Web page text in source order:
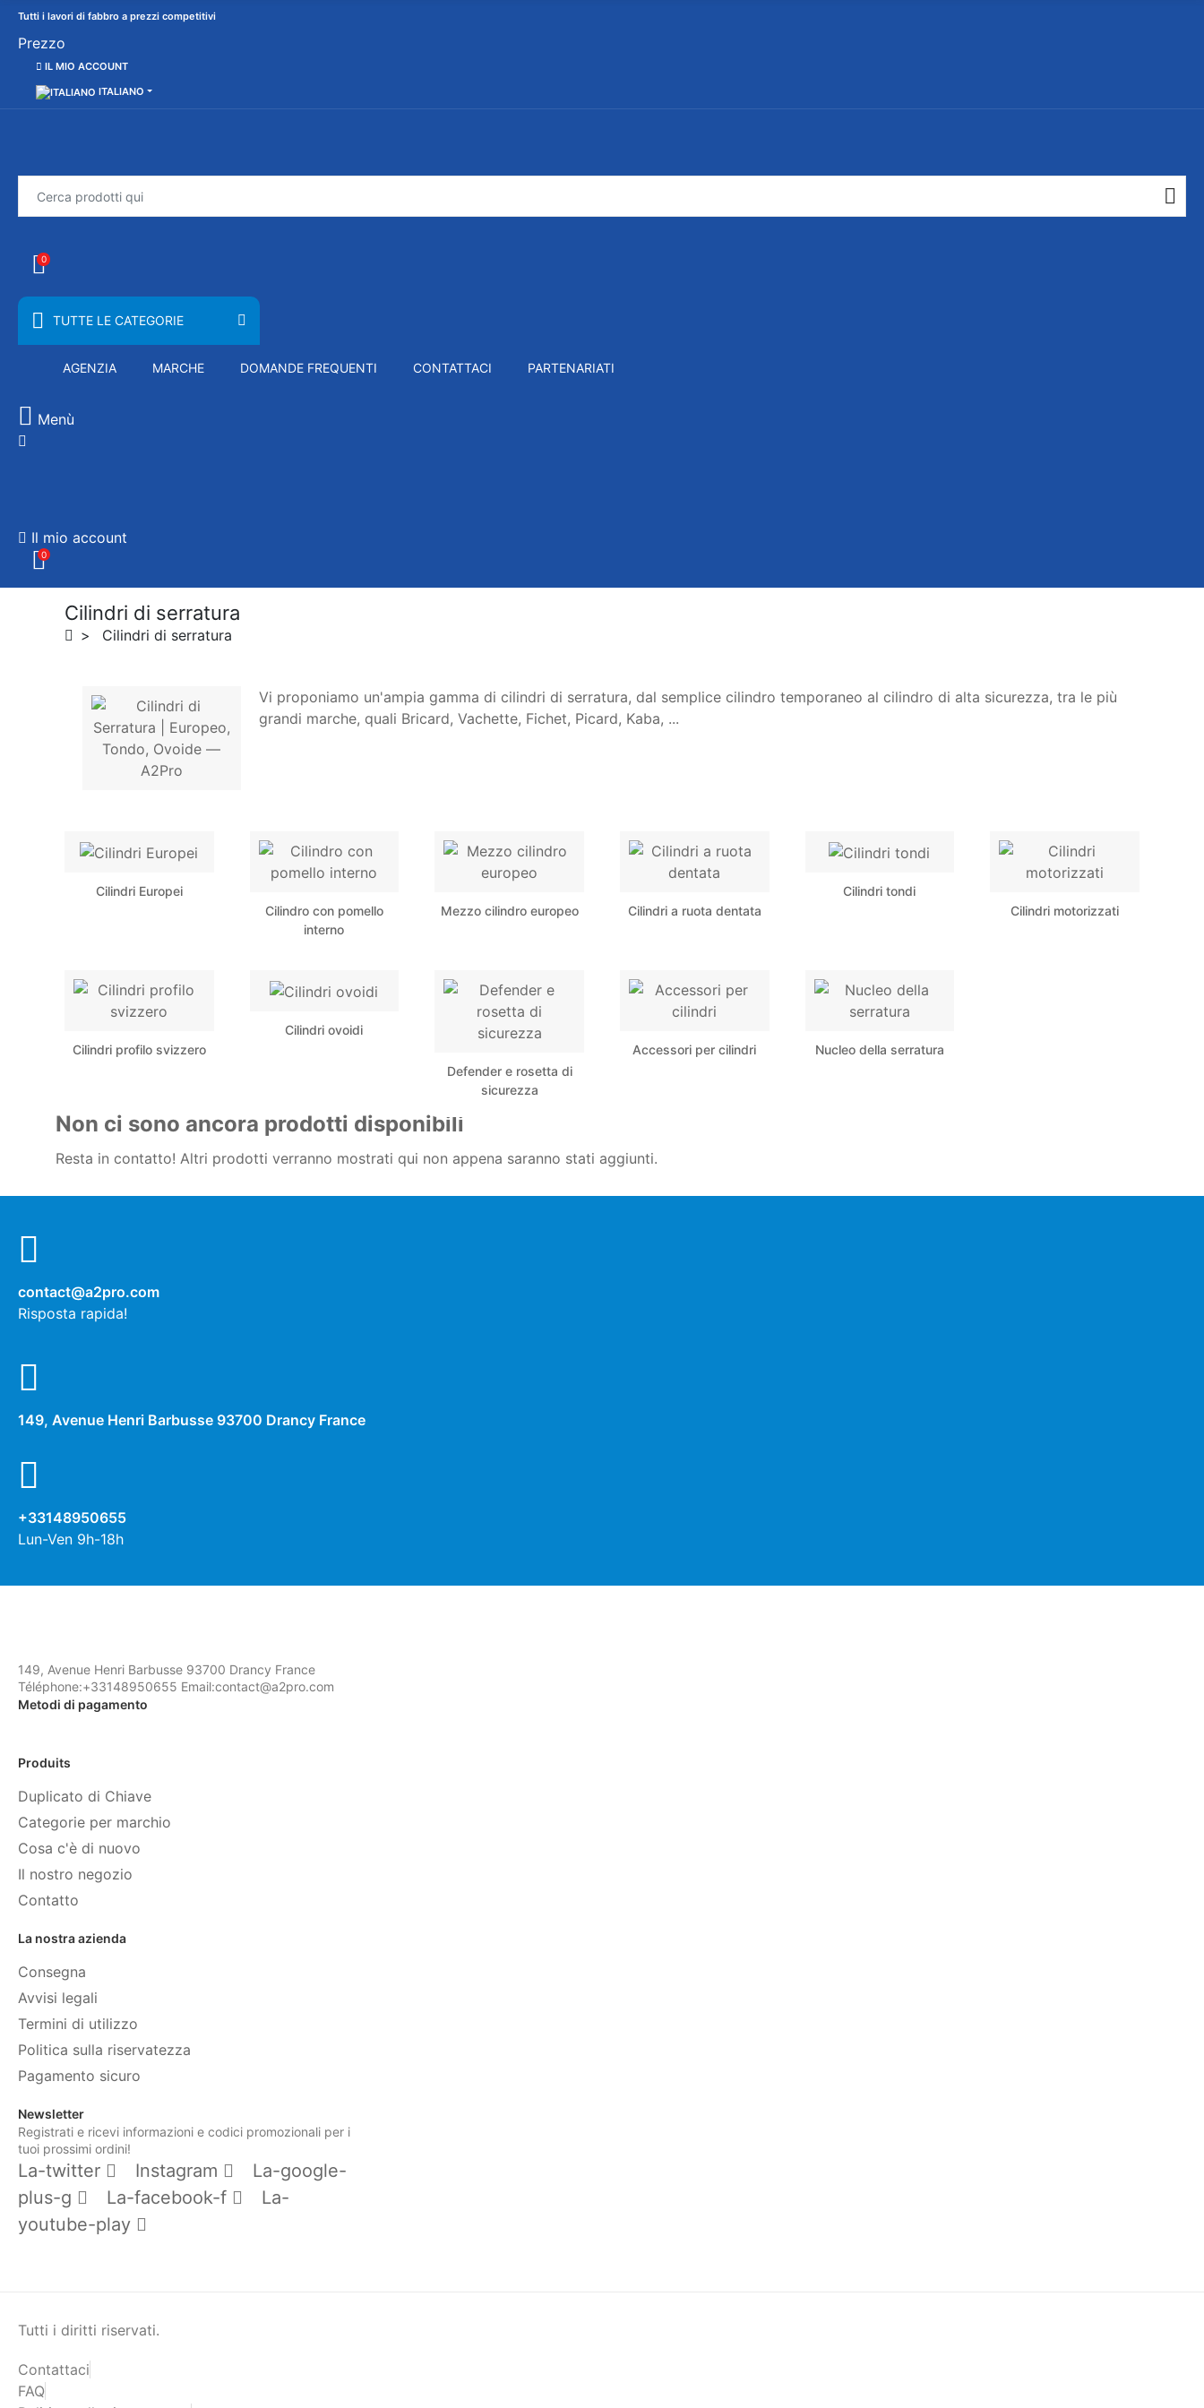
Tutti i lavori di fabbro a prezzi competitivi
Prezzo
IL MIO ACCOUNT
ITALIANO
0
TUTTE LE CATEGORIE
AGENZIA MARCHE DOMANDE FREQUENTI CONTATTACI PARTENARIATI
Menù
Il mio account
0
Cilindri di serratura
Cilindri di serratura
Vi proponiamo un'ampia gamma di cilindri di serratura, dal semplice cilindro temporaneo al cilindro di alta sicurezza, tra le più
grandi marche, quali Bricard, Vachette, Fichet, Picard, Kaba, ...
Cilindri Europei
Cilindro con pomello
interno
Mezzo cilindro europeo Cilindri a ruota dentata
Cilindri tondi
Cilindri motorizzati
Cilindri profilo svizzero
Cilindri ovoidi
Defender e rosetta di
sicurezza
Accessori per cilindri Nucleo della serratura
Non ci sono ancora prodotti disponibili
Resta in contatto! Altri prodotti verranno mostrati qui non appena saranno stati aggiunti.
contact@a2pro.com
Risposta rapida!
149, Avenue Henri Barbusse 93700 Drancy France
+33148950655
Lun-Ven 9h-18h
149, Avenue Henri Barbusse 93700 Drancy France
Téléphone:+33148950655 Email:contact@a2pro.com
Metodi di pagamento
Produits
Duplicato di Chiave
Categorie per marchio
Cosa c'è di nuovo
Il nostro negozio
Contatto
La nostra azienda
Consegna
Avvisi legali
Termini di utilizzo
Politica sulla riservatezza
Pagamento sicuro
Newsletter
Registrati e ricevi informazioni e codici promozionali per i
tuoi prossimi ordini!
La-twitter Instagram
La-google-
plus-g
La-facebook-f
La-
youtube-play
Tutti i diritti riservati.
Contattaci
FAQ